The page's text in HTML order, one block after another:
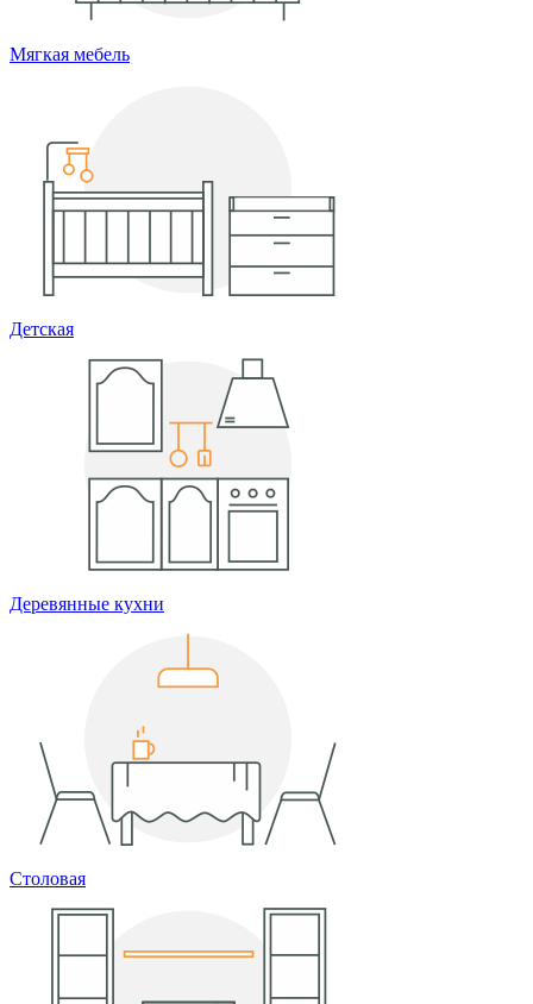
Мягкая мебель
Детская
Деревянные кухни
Столовая